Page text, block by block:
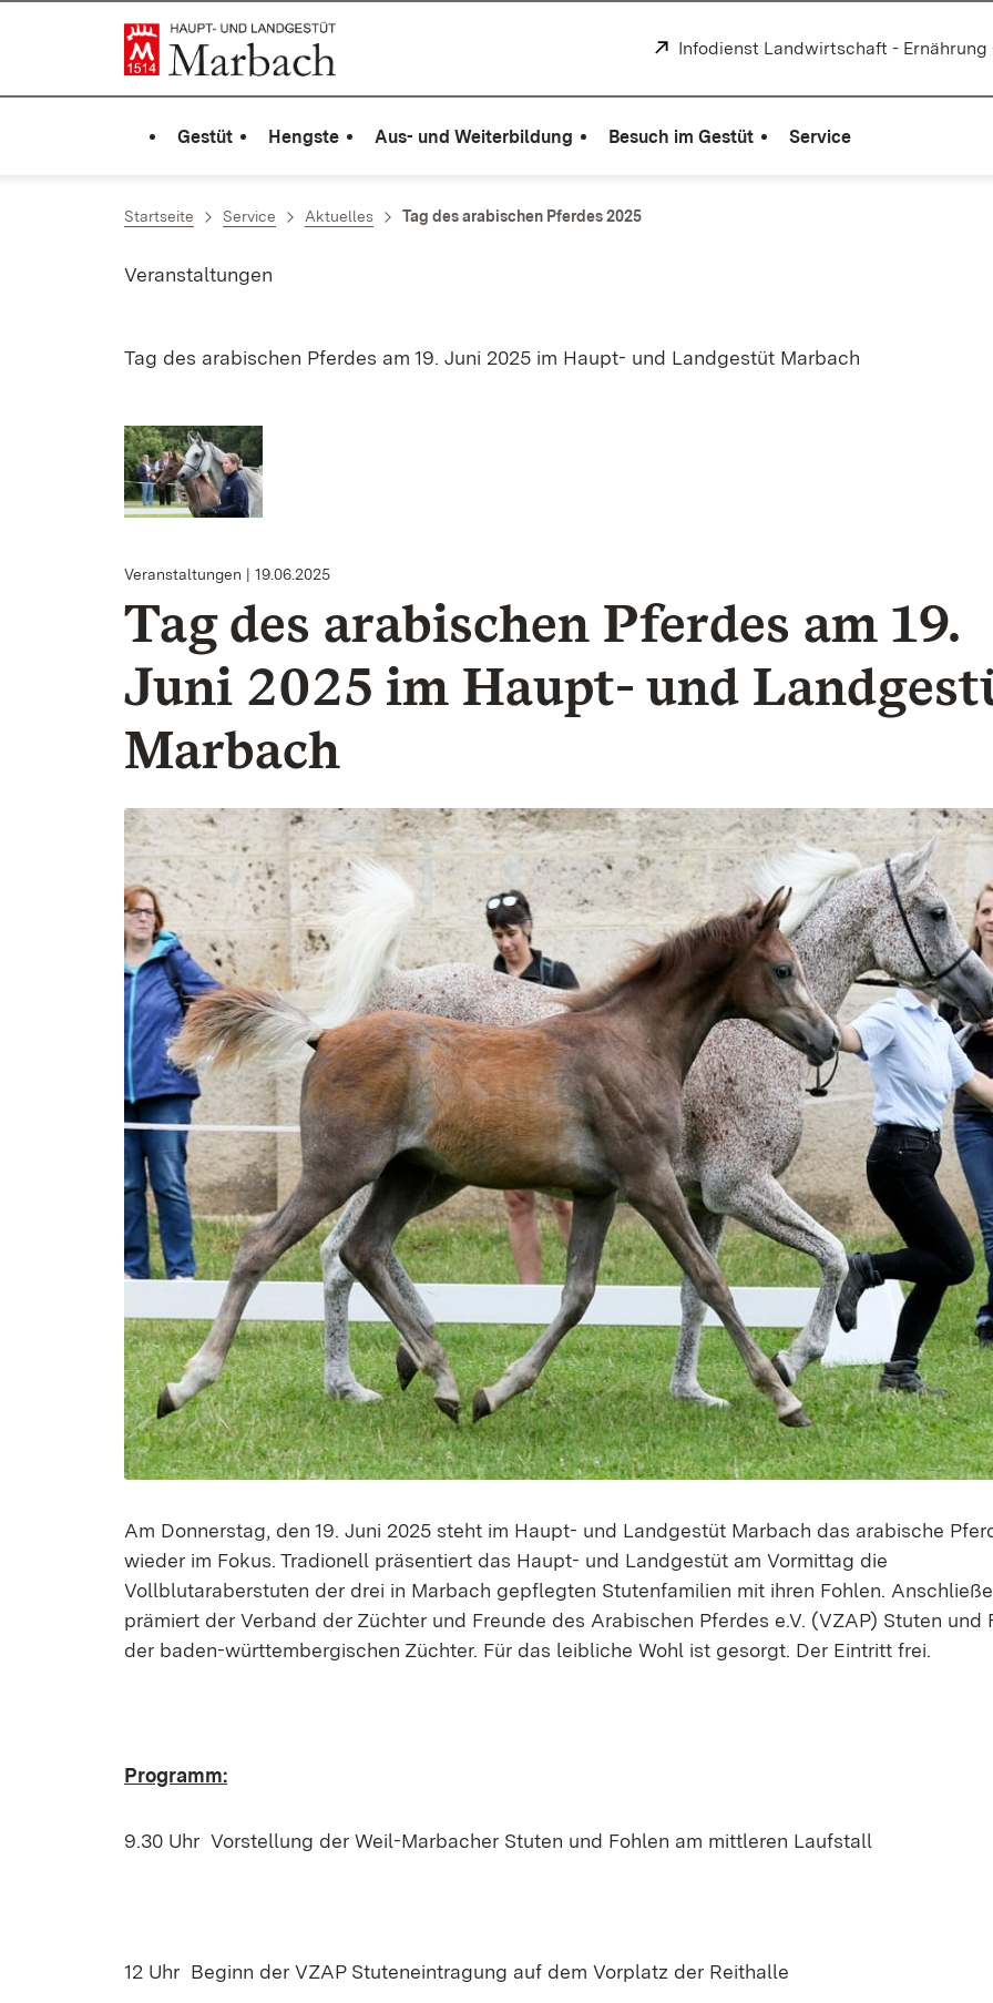
Zum Inhalt springen
Link zur Startseite
Extern:
Infodienst Landwirtschaft - Ernährung
Gestüt Hengste Aus- und Weiterbildung Besuch im Gestüt Service
Startseite Service Aktuelles Tag des arabischen Pferdes 2025
Veranstaltungen
Tag des arabischen Pferdes am 19. Juni 2025 im Haupt- und Landgestüt Marbach
Veranstaltungen 19.06.2025
Tag des arabischen Pferdes am 19.
Juni 2025 im Haupt- und
Marbach
Am Donnerstag, den 19. Juni 2025 steht im Haupt- und Landgestüt Marbach das arabische
wieder im Fokus. Tradionell präsentiert das Haupt- und Landgestüt am Vormittag die
Vollblutaraberstuten der drei in Marbach gepflegten Stutenfamilien mit ihren Fohlen.
prämiert der Verband der Züchter und Freunde des Arabischen Pferdes e.V. (VZAP) Stuten und
der baden-württembergischen Züchter. Für das leibliche Wohl ist gesorgt. Der Eintritt frei.
Programm:
9.30 Uhr Vorstellung der Weil-Marbacher Stuten und Fohlen am mittleren Laufstall
12 Uhr Beginn der VZAP Stuteneintragung auf dem Vorplatz der Reithalle